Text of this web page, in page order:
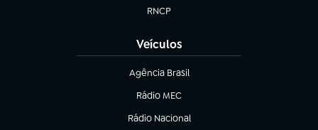
RNCP
(abre em nova aba)
Veículos
Agência Brasil
(abre em nova aba)
Rádio MEC
Rádio Nacional
(abre em nova aba)